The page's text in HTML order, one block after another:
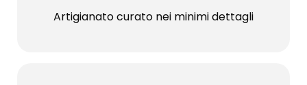
Artigianato curato nei minimi dettagli